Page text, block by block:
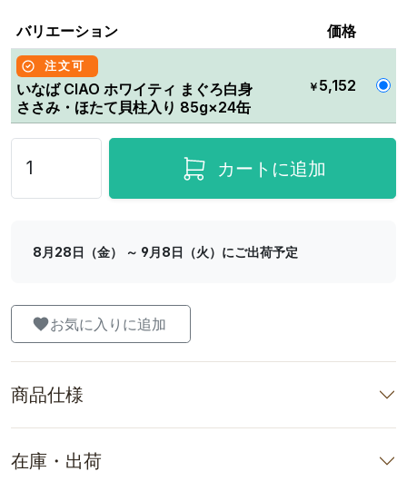
バリエーション 価格
注文可
いなば CIAO ホワイティ まぐろ白身
ささみ・ほたて貝柱入り 85g×24缶
￥ 5,152
カートに追加
8月28日（金） ～ 9月8日（火）にご出荷予定
お気に入りに追加
商品仕様
在庫・出荷